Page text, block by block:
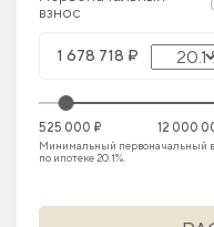
взнос
20.1
525 000 ₽
12 000
Минимальный первоначальный
по ипотеке 20.1%.